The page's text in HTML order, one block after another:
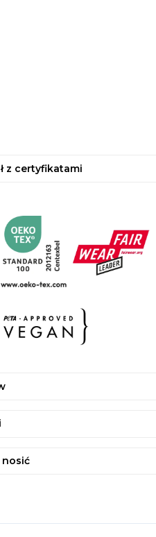
z certyfikatami
nosić